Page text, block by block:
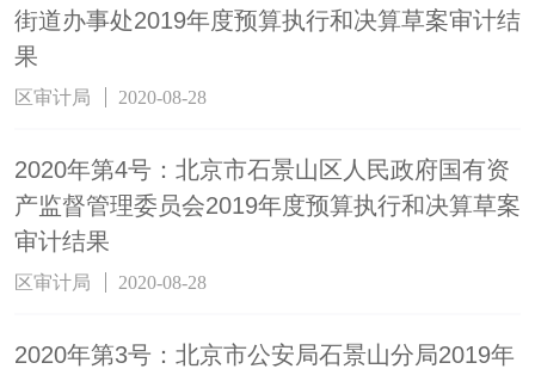
街道办事处2019年度预算执行和决算草案审计结
果
区审计局 2020-08-28
2020年第4号：北京市石景山区人民政府国有资
产监督管理委员会2019年度预算执行和决算草案
审计结果
区审计局 2020-08-28
2020年第3号：北京市公安局石景山分局2019年